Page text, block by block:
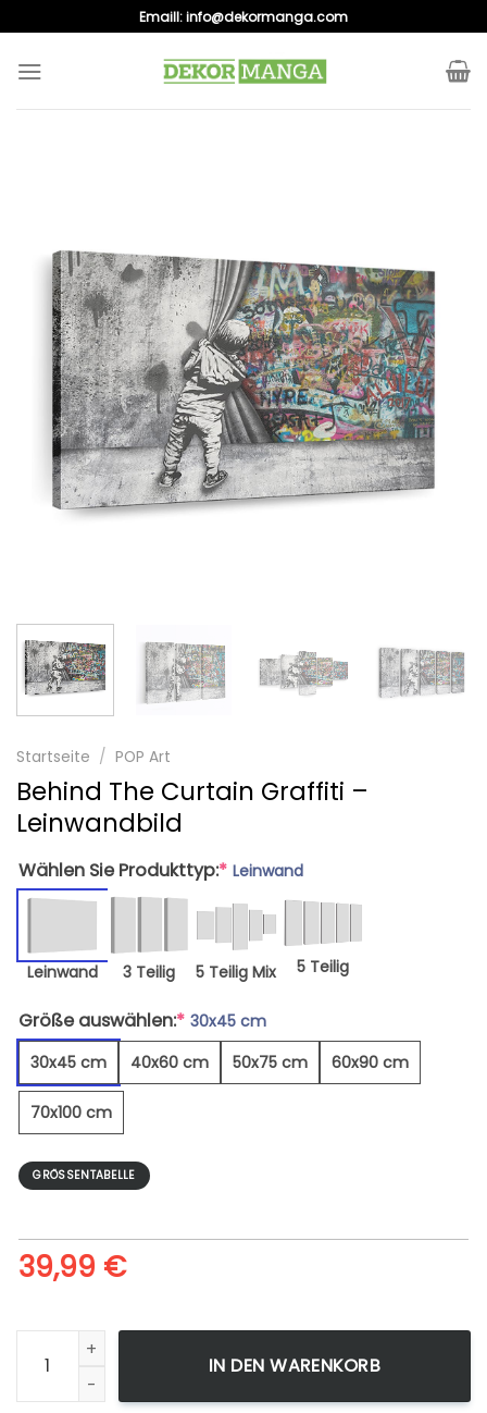
to
content
Emaill:info@dekormanga.com
Startseite / POP Art
Behind The Curtain Graffiti –
Leinwandbild
Wählen Sie Produkttyp:* Leinwand
Leinwand 3 Teilig 5 Teilig Mix 5 Teilig
Größe auswählen:* 30x45 cm
30x45 cm
40x60 cm 50x75 cm 60x90 cm
70x100 cm
GRÖSSENTABELLE
39,99 €
Behind The Curtain Graffiti - Leinwandbild Menge
IN DEN WARENKORB